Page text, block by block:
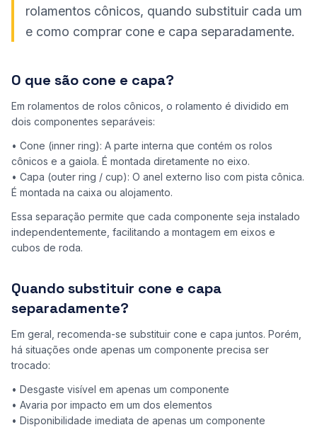
rolamentos cônicos, quando substituir cada um
e como comprar cone e capa separadamente.
O que são cone e capa?
Em rolamentos de rolos cônicos, o rolamento é dividido em
dois componentes separáveis:
• Cone (inner ring): A parte interna que contém os rolos
cônicos e a gaiola. É montada diretamente no eixo.
• Capa (outer ring / cup): O anel externo liso com pista cônica.
É montada na caixa ou alojamento.
Essa separação permite que cada componente seja instalado
independentemente, facilitando a montagem em eixos e
cubos de roda.
Quando substituir cone e capa
separadamente?
Em geral, recomenda-se substituir cone e capa juntos. Porém,
há situações onde apenas um componente precisa ser
trocado:
• Desgaste visível em apenas um componente
• Avaria por impacto em um dos elementos
• Disponibilidade imediata de apenas um componente